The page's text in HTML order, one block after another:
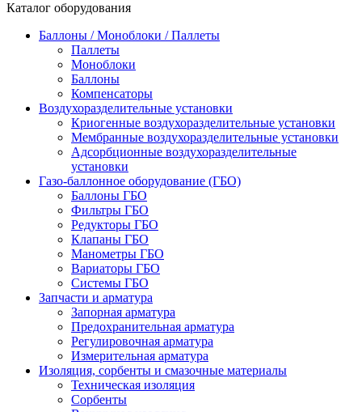
Каталог оборудования
Баллоны / Моноблоки / Паллеты
Паллеты
Моноблоки
Баллоны
Компенсаторы
Воздухоразделительные установки
Криогенные воздухоразделительные установки
Мембранные воздухоразделительные установки
Адсорбционные воздухоразделительные
установки
Газо-баллонное оборудование (ГБО)
Баллоны ГБО
Фильтры ГБО
Редукторы ГБО
Клапаны ГБО
Манометры ГБО
Вариаторы ГБО
Системы ГБО
Запчасти и арматура
Запорная арматура
Предохранительная арматура
Регулировочная арматура
Измерительная арматура
Изоляция, сорбенты и смазочные материалы
Техническая изоляция
Сорбенты